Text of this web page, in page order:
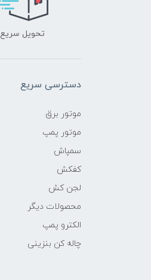
تحویل سریع
دسترسی سریع
موتور برق
موتور پمپ
سمپاش
کفکش
لجن کش
محصولات دیگر
الکترو پمپ
چاله کن بنزینی